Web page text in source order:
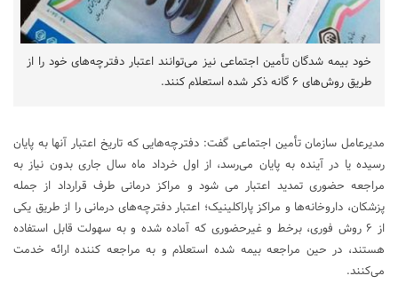
خود بیمه شدگان تأمین اجتماعی نیز می‌توانند اعتبار دفترچه‌های خود را از
طریق روش‌های ۶ گانه ذکر شده استعلام کنند.
مدیرعامل سازمان تأمین اجتماعی گفت: دفترچه‌هایی که تاریخ اعتبار آنها به پایان
رسیده یا در آینده به پایان می‌رسد، از اول خرداد ماه سال جاری بدون نیاز به
مراجعه حضوری تمدید اعتبار می شود و مراکز درمانی طرف قرارداد از جمله
پزشکان، داروخانه‌ها و مراکز پاراکلینیک؛ اعتبار دفترچه‌های درمانی را از طریق یکی
از ۶ روش فوری، برخط و غیرحضوری که آماده شده و به سهولت قابل استفاده
هستند، در حین مراجعه بیمه شده استعلام و به مراجعه کننده ارائه خدمت
می‌کنند.